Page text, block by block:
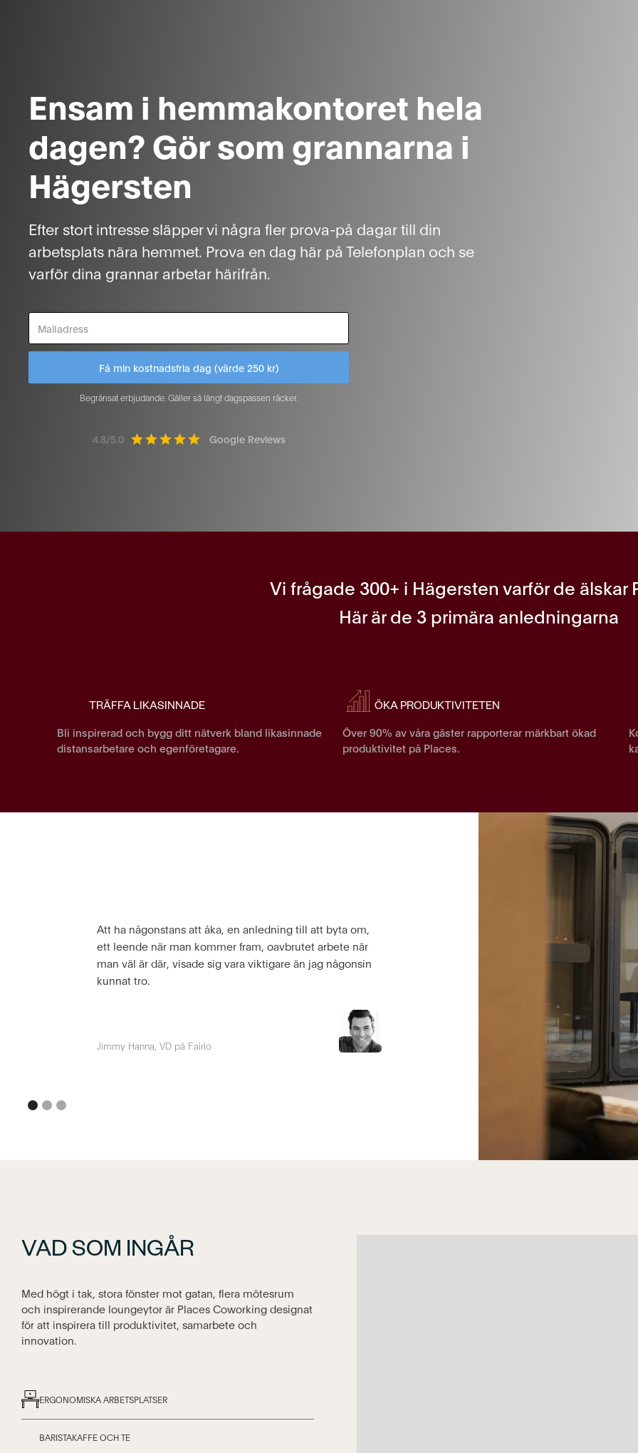
Ensam i hemmakontoret hela
dagen? Gör som grannarna i
Hägersten
Efter stort intresse släpper vi några fler prova-på dagar till din
arbetsplats nära hemmet. Prova en dag här på Telefonplan och se
varför dina grannar arbetar härifrån.
Begränsat erbjudande. Gäller så långt dagspassen räcker.
4.8/5.0 Google Reviews
Vi frågade 300+ i Hägersten varför de älskar
Här är de 3 primära anledningarna
TRÄFFA LIKASINNADE
Bli inspirerad och bygg ditt nätverk bland likasinnade
distansarbetare och egenföretagare.
ÖKA PRODUKTIVITETEN
Över 90% av våra gäster rapporterar märkbart ökad
produktivitet på Places.
Att ha någonstans att åka, en anledning till att byta om,
ett leende när man kommer fram, oavbrutet arbete när
man väl är där, visade sig vara viktigare än jag någonsin
kunnat tro.
Jimmy Hanna, VD på Fairlo
Places räddade mig
mig själv som
och träffa andra
givande, utan att
Siri Hansén, Konsult på
VAD SOM INGÅR
Med högt i tak, stora fönster mot gatan, flera mötesrum
och inspirerande loungeytor är Places Coworking designat
för att inspirera till produktivitet, samarbete och
innovation.
ERGONOMISKA ARBETSPLATSER
BARISTAKAFFE OCH TE